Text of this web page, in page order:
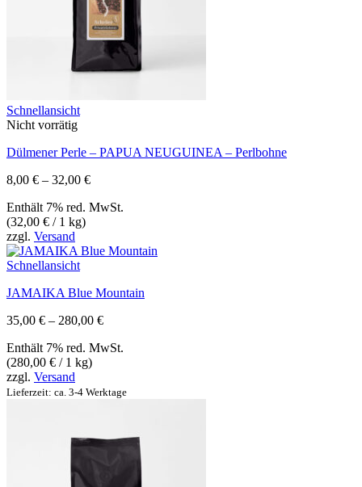
Schnellansicht
Nicht vorrätig
Dülmener Perle – PAPUA NEUGUINEA – Perlbohne
8,00 € – 32,00 €Preisspanne:
bis
Enthält 7% red. MwSt.
(32,00 € / 1 kg)
zzgl. Versand
Schnellansicht
JAMAIKA Blue Mountain
35,00 € – 280,00 €Preisspanne:
bis
Enthält 7% red. MwSt.
(280,00 € / 1 kg)
zzgl. Versand
Lieferzeit: ca. 3-4 Werktage